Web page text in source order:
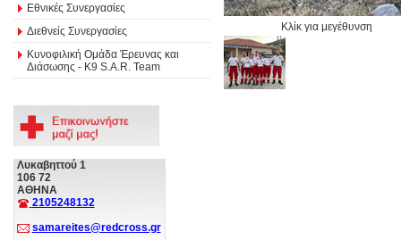
Εθνικές Συνεργασίες
Διεθνείς Συνεργασίες
Κυνοφιλική Ομάδα Έρευνας και
Διάσωσης - Κ9 S.A.R. Team
Λυκαβηττού 1
106 72
ΑΘΗΝΑ
2105248132
samareites@redcross.gr
Κλίκ για μεγέθυνση